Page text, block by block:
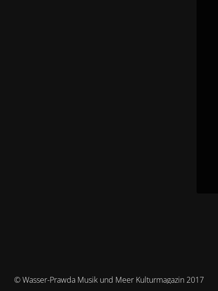
© Wasser-Prawda Musik und Meer Kulturmagazin 2017